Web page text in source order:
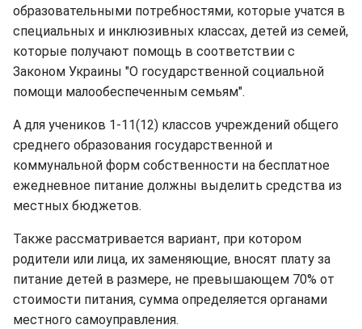
образовательными потребностями, которые учатся в
специальных и инклюзивных классах, детей из семей,
которые получают помощь в соответствии с
Законом Украины "О государственной социальной
помощи малообеспеченным семьям".
А для учеников 1-11(12) классов учреждений общего
среднего образования государственной и
коммунальной форм собственности на бесплатное
ежедневное питание должны выделить средства из
местных бюджетов.
Также рассматривается вариант, при котором
родители или лица, их заменяющие, вносят плату за
питание детей в размере, не превышающем 70% от
стоимости питания, сумма определяется органами
местного самоуправления.